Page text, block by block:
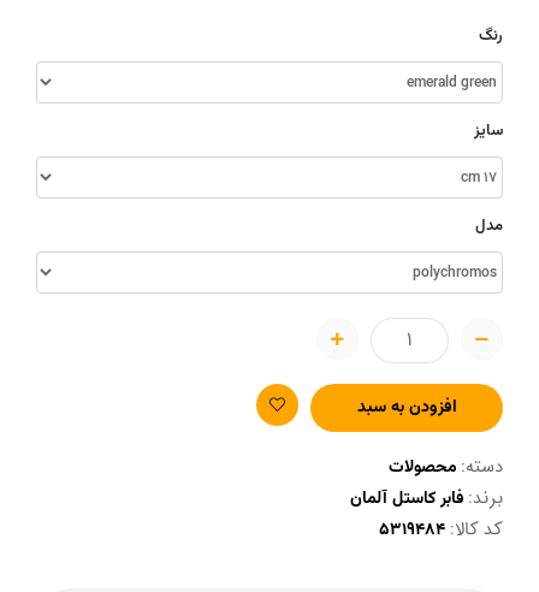
رنگ
سایز
مدل
افزودن به سبد
دسته: محصولات
برند: فابر کاستل آلمان
کد کالا: